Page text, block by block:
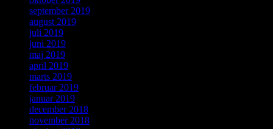
september 2019
august 2019
juli 2019
juni 2019
maj 2019
april 2019
marts 2019
februar 2019
januar 2019
december 2018
november 2018